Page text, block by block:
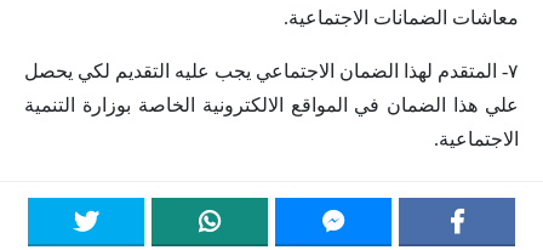
معاشات الضمانات الاجتماعية.
٧- المتقدم لهذا الضمان الاجتماعي يجب عليه التقديم لكي يحصل
علي هذا الضمان في المواقع الالكترونية الخاصة بوزارة التنمية
الاجتماعية.